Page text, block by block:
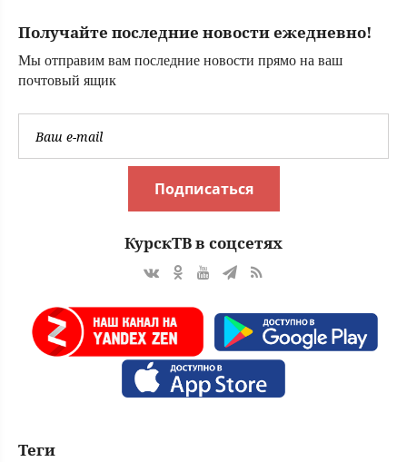
Получайте последние новости ежедневно!
Мы отправим вам последние новости прямо на ваш
почтовый ящик
Подписаться
КурскТВ в соцсетях
Теги